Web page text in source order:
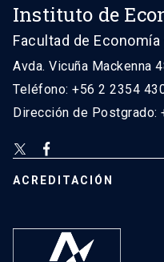
Instituto de
Facultad de
Avda. Vicuña Mackenna
Teléfono: +56 2 2354
Dirección de Postgrado:
ACREDITACIÓN